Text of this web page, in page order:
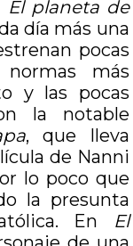
El planeta de
día más una
pocas
más
y las pocas
la notable
, que lleva
de Nanni
lo poco que
la presunta
En
El